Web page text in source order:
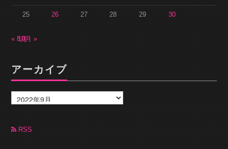
25 26 27 28 29 30
« 8月
10月 »
アーカイブ
ー
カ
ブ RSS